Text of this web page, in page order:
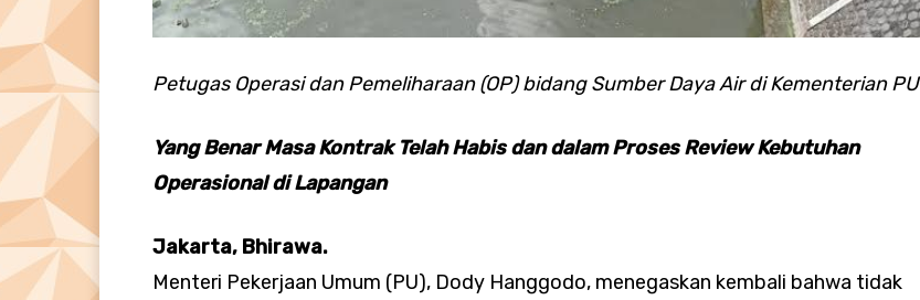
Petugas Operasi dan Pemeliharaan (OP) bidang Sumber Daya Air di Kementerian PU
Yang Benar Masa Kontrak Telah Habis dan dalam Proses Review Kebutuhan
Operasional di Lapangan
Jakarta, Bhirawa.
Menteri Pekerjaan Umum (PU), Dody Hanggodo, menegaskan kembali bahwa tidak